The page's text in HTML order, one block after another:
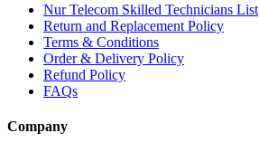
Nur Telecom Skilled Technicians List
Return and Replacement Policy
Terms & Conditions
Order & Delivery Policy
Refund Policy
FAQs
Company